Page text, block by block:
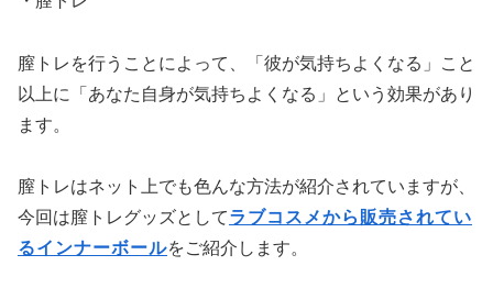
膣トレを行うことによって、「彼が気持ちよくなる」こと
以上に「あなた自身が気持ちよくなる」という効果があり
ます。
膣トレはネット上でも色んな方法が紹介されていますが、
今回は膣トレグッズとしてラブコスメから販売されてい
るインナーボールをご紹介します。